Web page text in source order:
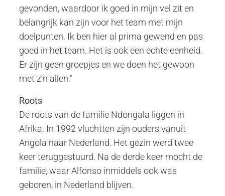
gevonden, waardoor ik goed in mijn vel zit en
belangrijk kan zijn voor het team met mijn
doelpunten. Ik ben hier al prima gewend en pas
goed in het team. Het is ook een echte eenheid.
Er zijn geen groepjes en we doen het gewoon
met z’n allen.”
Roots
De roots van de familie Ndongala liggen in
Afrika. In 1992 vluchtten zijn ouders vanuit
Angola naar Nederland. Het gezin werd twee
keer teruggestuurd. Na de derde keer mocht de
familie, waar Alfonso inmiddels ook was
geboren, in Nederland blijven.